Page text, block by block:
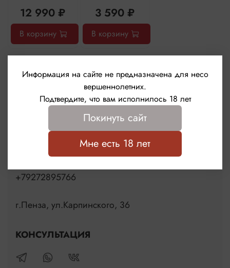
12 990 ₽
В корзину
3 590 ₽
В корзину
Контакты
+79272895766
г.Пенза, ул.Карпинского, 36
КОНСУЛЬТАЦИЯ
Информация на сайте не предназначена для несо
вершеннолетних.
Подтвердите, что вам исполнилось 18 лет
Покинуть сайт
Мне есть 18 лет